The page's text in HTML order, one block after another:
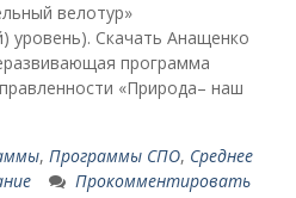
велотур»
уровень). Скачать Анащенко
программа
«Природа– наш
, Программы СПО, Среднее
Прокомментировать